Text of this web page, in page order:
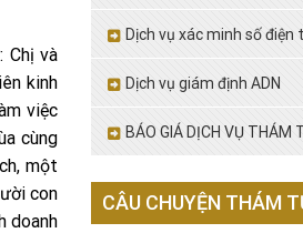
Chị và
kinh
việc
cùng
một
con
doanh
Dịch vụ xác minh số điện
Dịch vụ giám định ADN
BÁO GIÁ DỊCH VỤ THÁM
CÂU CHUYỆN THÁM